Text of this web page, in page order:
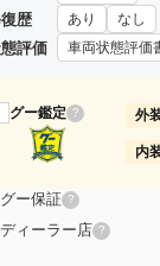
歴 あり なし
評価 車両状態評価
グー鑑定 ? 外
内
グー保証 ?
ディーラー店 ?